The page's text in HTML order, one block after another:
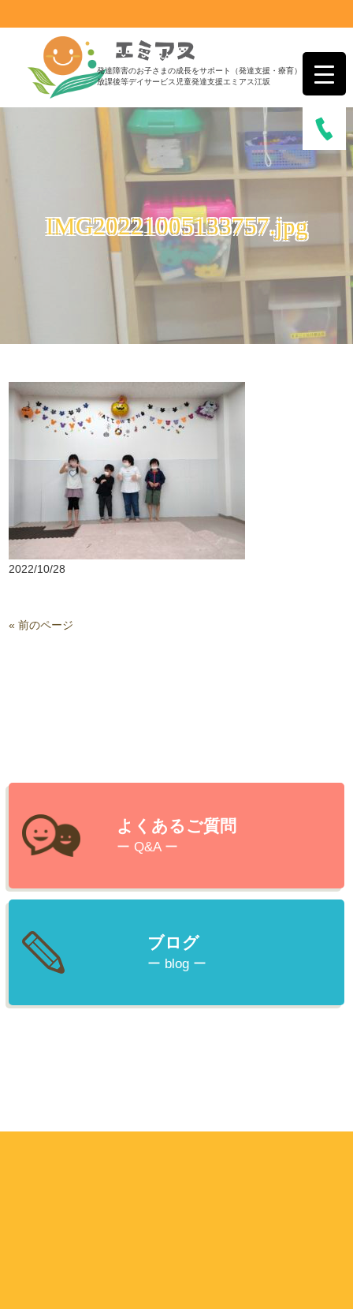
発達障害のお子さまの成長をサポート（発達支援・療育）
放課後等デイサービス児童発達支援エミアス江坂
IMG20221005133757.jpg
2022/10/28
« 前のページ
よくあるご質問
ー Q&A ー
ブログ
ー blog ー